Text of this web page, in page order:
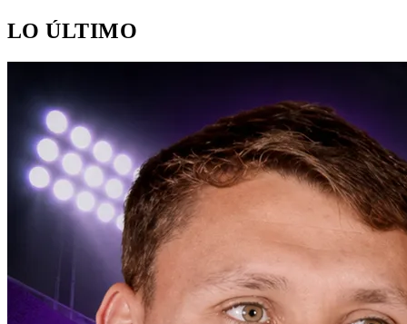
LO ÚLTIMO